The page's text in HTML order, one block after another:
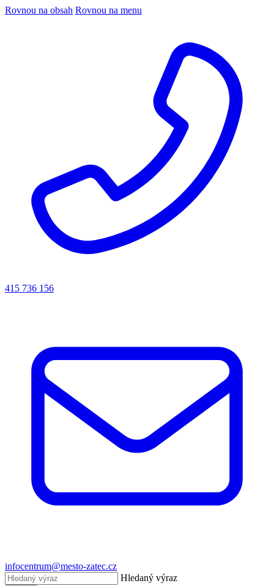
Rovnou na obsah Rovnou na menu
415 736 156
infocentrum@mesto-zatec.cz
Hledaný výraz